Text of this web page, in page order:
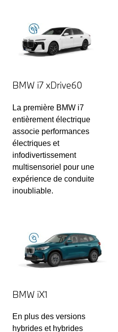
BMW i7 xDrive60
La première BMW i7
entièrement électrique
associe performances
électriques et
infodivertissement
multisensoriel pour une
expérience de conduite
inoubliable.
BMW iX1
En plus des versions
hybrides et hybrides